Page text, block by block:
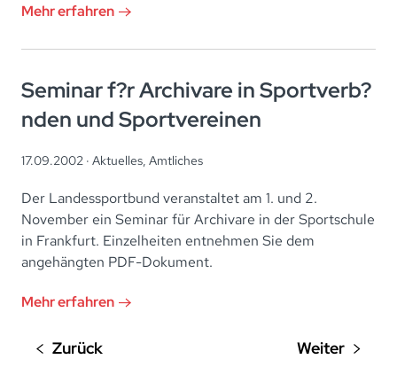
Mehr erfahren
Seminar f?r Archivare in Sportverb?
nden und Sportvereinen
17.09.2002 · Aktuelles, Amtliches
Der Landessportbund veranstaltet am 1. und 2.
November ein Seminar für Archivare in der Sportschule
in Frankfurt. Einzelheiten entnehmen Sie dem
angehängten PDF-Dokument.
Mehr erfahren